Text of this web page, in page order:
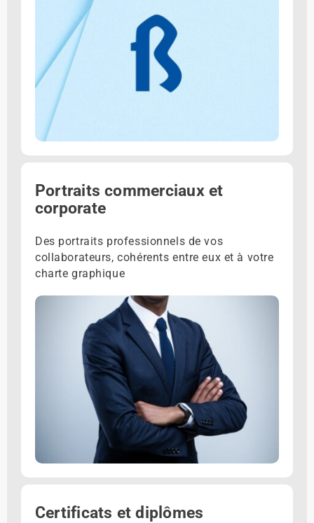
Portraits commerciaux et
corporate
Des portraits professionnels de vos
collaborateurs, cohérents entre eux et à votre
charte graphique
Certificats et diplômes